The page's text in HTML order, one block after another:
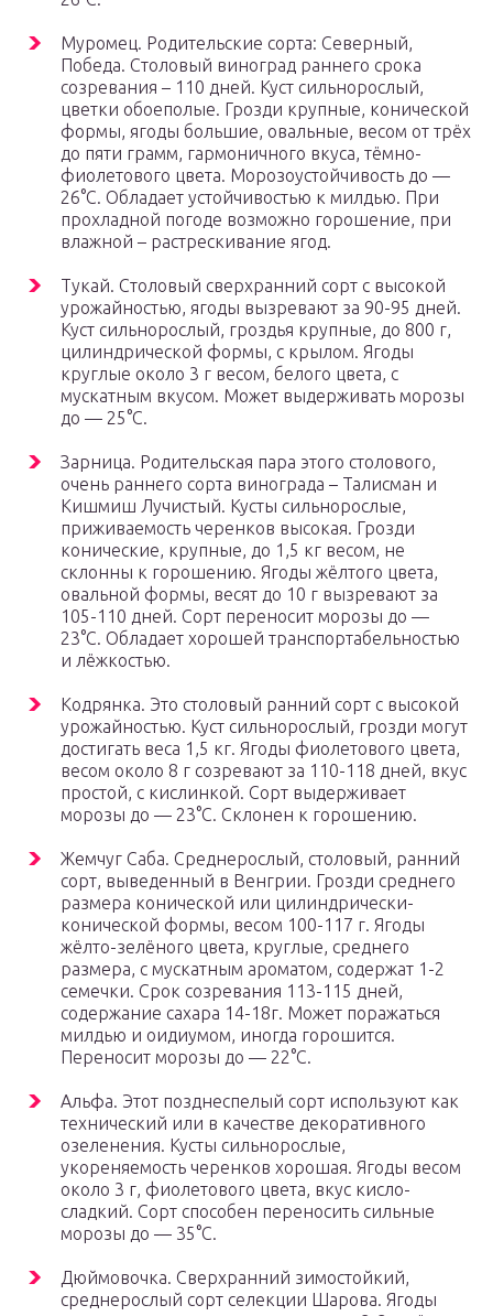
Муромец. Родительские сорта: Северный,
Победа. Столовый виноград раннего срока
созревания – 110 дней. Куст сильнорослый,
цветки обоеполые. Грозди крупные, конической
формы, ягоды большие, овальные, весом от трёх
до пяти грамм, гармоничного вкуса, тёмно-
фиолетового цвета. Морозоустойчивость до —
26°С. Обладает устойчивостью к милдью. При
прохладной погоде возможно горошение, при
влажной – растрескивание ягод.
Тукай. Столовый сверхранний сорт с высокой
урожайностью, ягоды вызревают за 90-95 дней.
Куст сильнорослый, гроздья крупные, до 800 г,
цилиндрической формы, с крылом. Ягоды
круглые около 3 г весом, белого цвета, с
мускатным вкусом. Может выдерживать морозы
до — 25°С.
Зарница. Родительская пара этого столового,
очень раннего сорта винограда – Талисман и
Кишмиш Лучистый. Кусты сильнорослые,
приживаемость черенков высокая. Грозди
конические, крупные, до 1,5 кг весом, не
склонны к горошению. Ягоды жёлтого цвета,
овальной формы, весят до 10 г вызревают за
105-110 дней. Сорт переносит морозы до —
23°С. Обладает хорошей транспортабельностью
и лёжкостью.
Кодрянка. Это столовый ранний сорт с высокой
урожайностью. Куст сильнорослый, грозди могут
достигать веса 1,5 кг. Ягоды фиолетового цвета,
весом около 8 г созревают за 110-118 дней, вкус
простой, с кислинкой. Сорт выдерживает
морозы до — 23°С. Склонен к горошению.
Жемчуг Саба. Среднерослый, столовый, ранний
сорт, выведенный в Венгрии. Грозди среднего
размера конической или цилиндрически-
конической формы, весом 100-117 г. Ягоды
жёлто-зелёного цвета, круглые, среднего
размера, с мускатным ароматом, содержат 1-2
семечки. Срок созревания 113-115 дней,
содержание сахара 14-18г. Может поражаться
милдью и оидиумом, иногда горошится.
Переносит морозы до — 22°С.
Альфа. Этот позднеспелый сорт используют как
технический или в качестве декоративного
озеленения. Кусты сильнорослые,
укореняемость черенков хорошая. Ягоды весом
около 3 г, фиолетового цвета, вкус кисло-
сладкий. Сорт способен переносить сильные
морозы до — 35°С.
Дюймовочка. Сверхранний зимостойкий,
среднерослый сорт селекции Шарова. Ягоды